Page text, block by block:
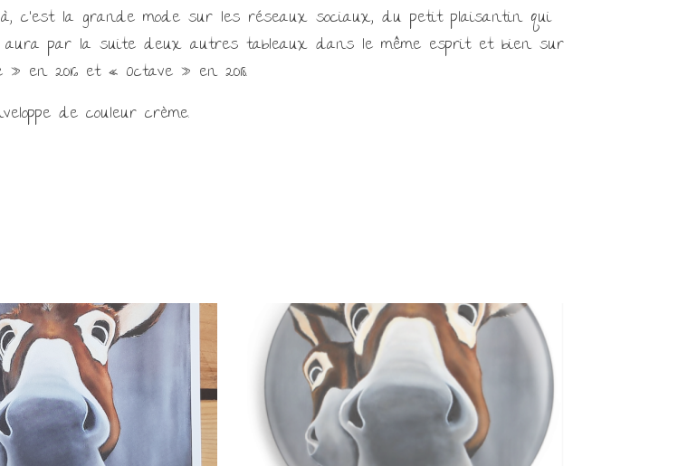
c’est la grande mode sur les réseaux sociaux, du petit plaisantin qui
par la suite deux autres tableaux dans le même esprit et bien sur
2016 et « Octave » en 2018.
de couleur crème.